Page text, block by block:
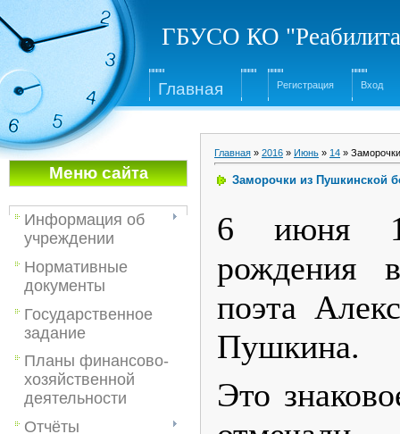
ГБУСО КО
Главная Регистрация Вход
Меню сайта
Информация об
учреждении
Нормативные
документы
Государственное
задание
Планы финансово-
хозяйственной
деятельности
Отчёты
Главная » 2016 » Июнь » 14 »
Заморочки из Пушкинской
6 июня
рождения
поэта
Пушкина.
Это